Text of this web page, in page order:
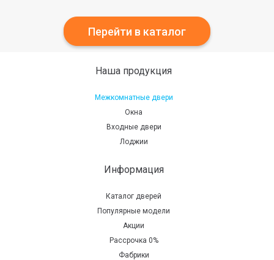
Перейти в каталог
Наша продукция
Межкомнатные двери
Окна
Входные двери
Лоджии
Информация
Каталог дверей
Популярные модели
Акции
Рассрочка 0%
Фабрики